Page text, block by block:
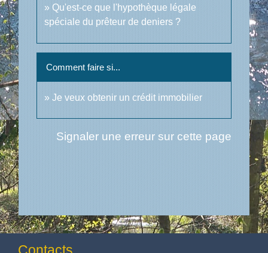
Qu'est-ce que l'hypothèque légale
spéciale du prêteur de deniers ?
Comment faire si...
Je veux obtenir un crédit immobilier
Signaler une erreur sur cette page